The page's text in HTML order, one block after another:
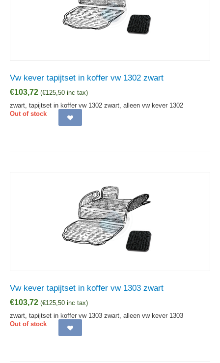
Vw kever tapijtset in koffer vw 1302 zwart
€103,72 (€125,50 inc tax)
zwart, tapijtset in koffer vw 1302 zwart, alleen vw kever 1302
Out of stock
Vw kever tapijtset in koffer vw 1303 zwart
€103,72 (€125,50 inc tax)
zwart, tapijtset in koffer vw 1303 zwart, alleen vw kever 1303
Out of stock